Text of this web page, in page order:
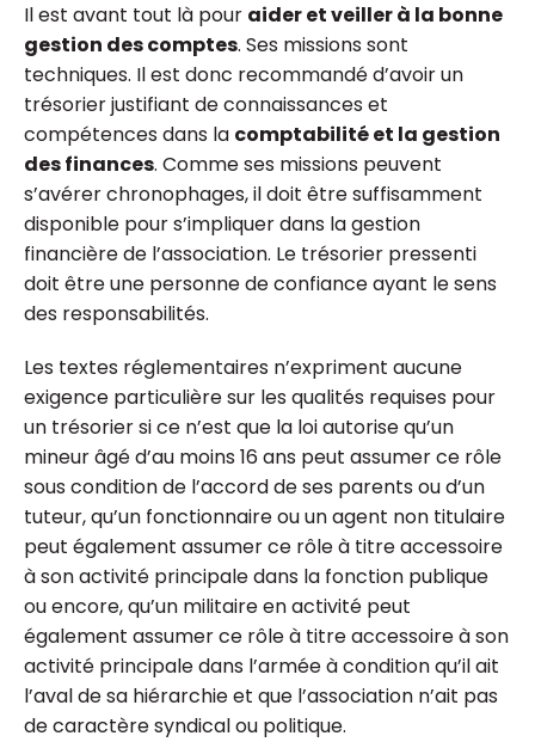
Il est avant tout là pour aider et veiller à la bonne
gestion des comptes. Ses missions sont
techniques. Il est donc recommandé d’avoir un
trésorier justifiant de connaissances et
compétences dans la comptabilité et la gestion
des finances. Comme ses missions peuvent
s’avérer chronophages, il doit être suffisamment
disponible pour s’impliquer dans la gestion
financière de l’association. Le trésorier pressenti
doit être une personne de confiance ayant le sens
des responsabilités.
Les textes réglementaires n’expriment aucune
exigence particulière sur les qualités requises pour
un trésorier si ce n’est que la loi autorise qu’un
mineur âgé d’au moins 16 ans peut assumer ce rôle
sous condition de l’accord de ses parents ou d’un
tuteur, qu’un fonctionnaire ou un agent non titulaire
peut également assumer ce rôle à titre accessoire
à son activité principale dans la fonction publique
ou encore, qu’un militaire en activité peut
également assumer ce rôle à titre accessoire à son
activité principale dans l’armée à condition qu’il ait
l’aval de sa hiérarchie et que l’association n’ait pas
de caractère syndical ou politique.